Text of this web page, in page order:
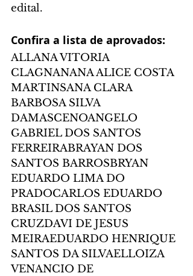
edital.
Confira a lista de aprovados:
ALLANA VITORIA
CLAGNANANA ALICE COSTA
MARTINSANA CLARA
BARBOSA SILVA
DAMASCENOANGELO
GABRIEL DOS SANTOS
FERREIRABRAYAN DOS
SANTOS BARROSBRYAN
EDUARDO LIMA DO
PRADOCARLOS EDUARDO
BRASIL DOS SANTOS
CRUZDAVI DE JESUS
MEIRAEDUARDO HENRIQUE
SANTOS DA SILVAELLOIZA
VENANCIO DE